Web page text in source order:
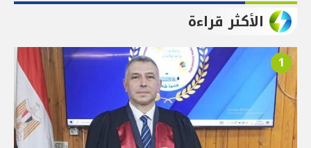
الأكثر قراءة
1